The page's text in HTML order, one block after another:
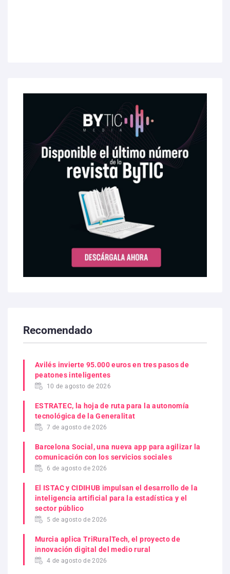
Recomendado
Avilés invierte 95.000 euros en tres pasos de
peatones inteligentes
10 de agosto de 2026
ESTRATEC, la hoja de ruta para la autonomía
tecnológica de la Generalitat
7 de agosto de 2026
Barcelona Social, una nueva app para agilizar la
comunicación con los servicios sociales
6 de agosto de 2026
El ISTAC y CIDIHUB impulsan el desarrollo de la
inteligencia artificial para la estadística y el
sector público
5 de agosto de 2026
Murcia aplica TriRuralTech, el proyecto de
innovación digital del medio rural
4 de agosto de 2026